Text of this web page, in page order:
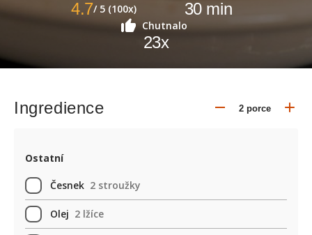
4.7/ 5 (100x) 30min
Chutnalo
23x
Ingredience
Ostatní
Česnek 2 stroužky
Olej 2 lžíce